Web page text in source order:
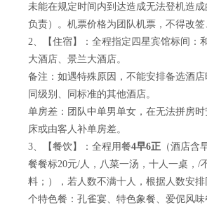
未能在规定时间内到达造成无法登机造
负责）。机票价格为团队机票，不得改签
2、【住宿】：全程指定四星宾馆标间：
大酒店、景兰大酒店。
备注：如遇特殊原因，不能安排备选酒
同级别、同标准的其他酒店。
单房差：团队中单男单女，在无法拼房
床或由客人补单房差。
3、【餐饮】：全程用餐4早6正 （酒店含
餐餐标20元/人，八菜一汤，十人一桌，/
料；），若人数不满十人，根据人数安
个特色餐：孔雀宴、特色象餐、爱伲风